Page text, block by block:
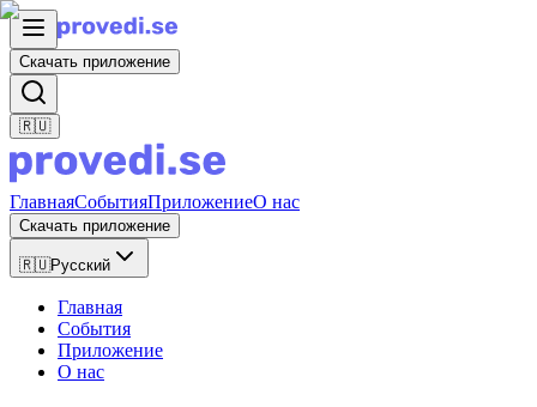
Скачать приложение
🇷🇺
ГлавнаяСобытияПриложениеО нас
Скачать приложение
🇷🇺Русский
Главная
События
Приложение
О нас